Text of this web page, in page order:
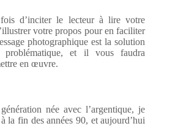
d’inciter le lecteur à lire votre
votre propos pour en faciliter
photographique est la solution
et il vous faudra
en œuvre.
née avec l’argentique, je
la fin des années 90, et aujourd’hui